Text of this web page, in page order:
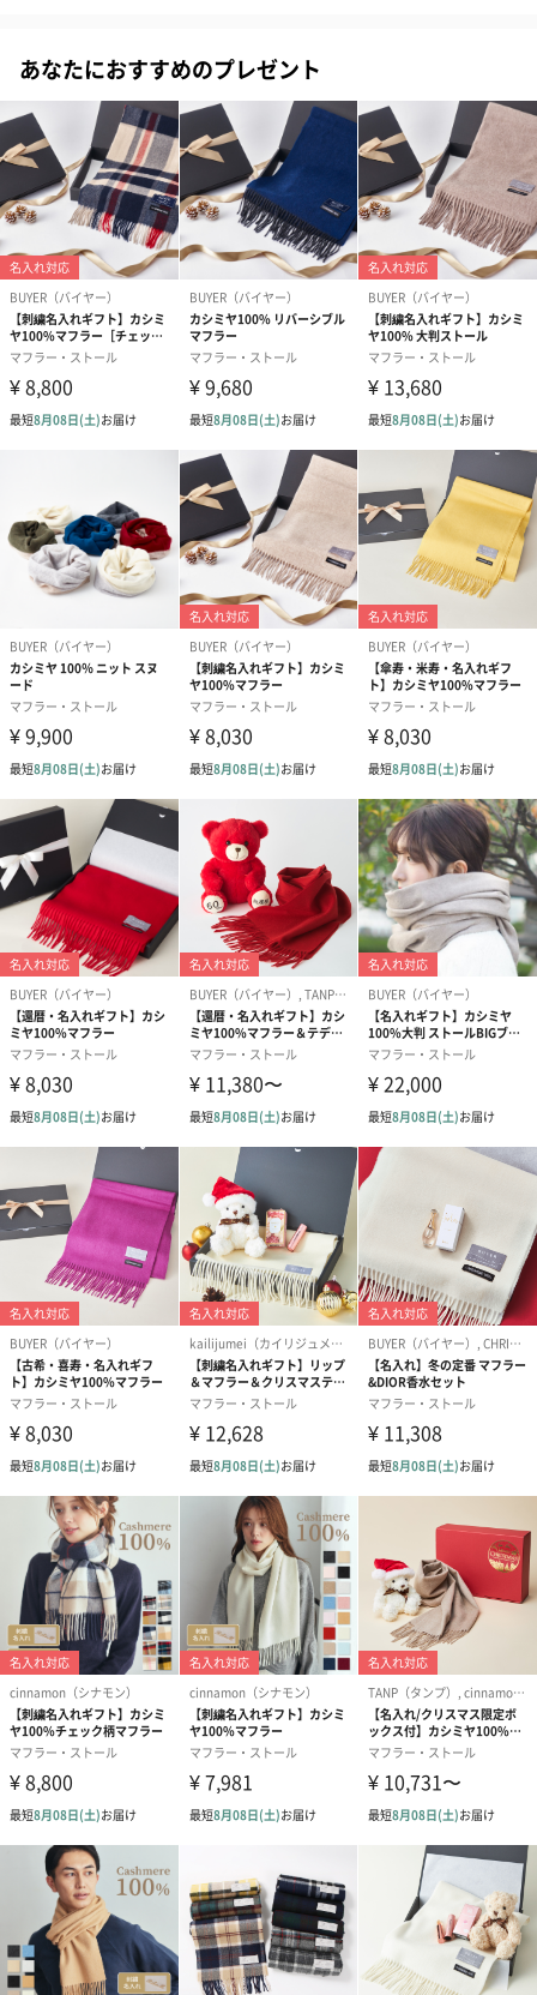
お楽しみください。
定番のタータンチェック
もとはスコットランドで地元の民族を区別するために、タータン
チェックをまとうようになったのがタータンチェックの起源とい
われています。そんな伝統あるタータンチェックはおしゃれなデ
ザインとして人気。防寒だけでなく、ファッションのポイントに
もなるストールですね。
※ブランドタグの色が画像とは異なる場合がございます。
恐れ入りますが予めご了承ください。
ミルクティーチェック
チャコールパネルチェック
ブルックリンチェック
ブラックスチュアート
ノルディック
アーバンピンク
ブリティッシュチェック
スコットランドフォーエバー
ライトピンクチェック
ブルゴーニュ
グレイスチュワート
サンタモニカ
モカチーノ
クラシックベリー
モノトーンブロックチェック
ベージュランダムチェック
#70代 #80代 #90代 #60代
あなたにおすすめのプレゼント